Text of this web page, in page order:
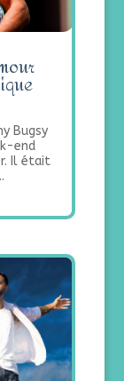
Bugsy
end
Il était